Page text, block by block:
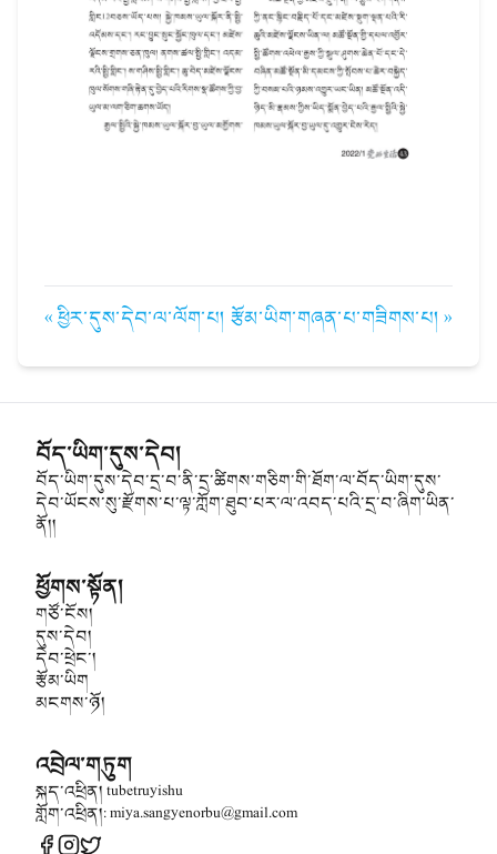
« ཕྱིར་དུས་དེབ་ལ་ལོག་པ། རྩོམ་ཡིག་གཞན་པ་གཟིགས་པ། »
བོད་ཡིག་དུས་དེབ།
བོད་ཡིག་དུས་དེབ་དྲ་བ་ནི་དྲ་ཚིགས་གཅིག་གི་ཐོག་ལ་བོད་ཡིག་དུས་
དེབ་ཡོངས་སུ་རྫོགས་པ་ལྟ་ཀློག་ཐུབ་པར་ལ་འབད་པའི་དྲ་བ་ཞིག་ཡིན་
ནོ།།
ཕྱོགས་སྟོན།
གཙོ་ངོས།
དུས་དེབ།
དེབ་ཕྲེང་།
རྩོམ་ཡིག
མངགས་ཉོ།
འབྲེལ་གཏུག
སྐད་འཕྲིན། tubetruyishu
གློག་འཕྲིན།: miya.sangyenorbu@gmail.com